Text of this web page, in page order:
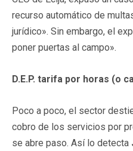
recurso automático de
jurídico». Sin embargo, el
poner puertas al campo».
D.E.P. tarifa por horas (o
Poco a poco, el sector
cobro de los servicios por
se abre paso. Así lo detecta